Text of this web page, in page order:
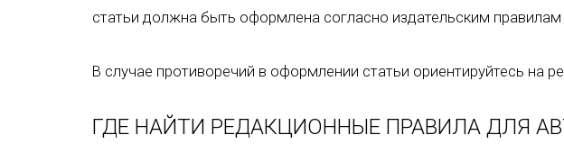
статьи должна быть оформлена согласно издательским правилам
В случае противоречий в оформлении статьи ориентируйтесь на
ГДЕ НАЙТИ РЕДАКЦИОННЫЕ ПРАВИЛА ДЛЯ